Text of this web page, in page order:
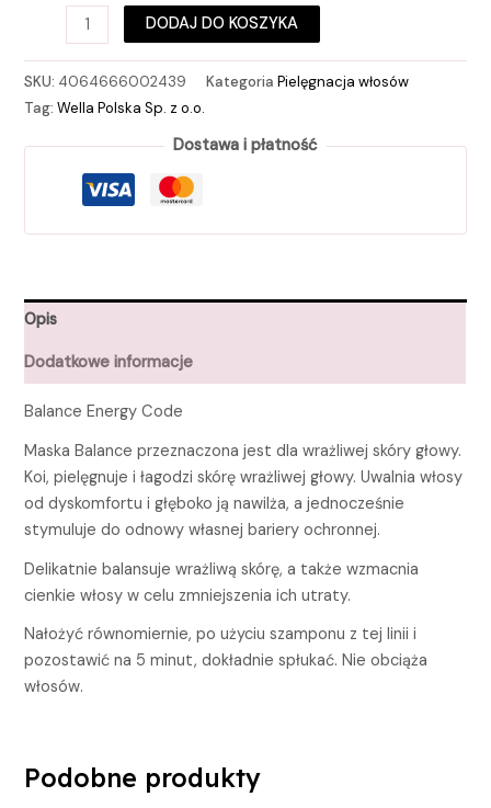
DODAJ DO KOSZYKA
SKU: 4064666002439 KategoriaPielęgnacja włosów
Tag:Wella Polska Sp. z o.o.
Dostawa i płatność
Opis
Dodatkowe informacje
Balance Energy Code
Maska Balance przeznaczona jest dla wrażliwej skóry głowy.
Koi, pielęgnuje i łagodzi skórę wrażliwej głowy. Uwalnia włosy
od dyskomfortu i głęboko ją nawilża, a jednocześnie
stymuluje do odnowy własnej bariery ochronnej.
Delikatnie balansuje wrażliwą skórę, a także wzmacnia
cienkie włosy w celu zmniejszenia ich utraty.
Nałożyć równomiernie, po użyciu szamponu z tej linii i
pozostawić na 5 minut, dokładnie spłukać. Nie obciąża
włosów.
Podobne produkty